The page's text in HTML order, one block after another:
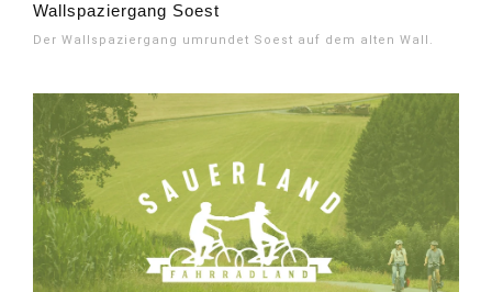
Wallspaziergang Soest
Der Wallspaziergang umrundet Soest auf dem alten Wall.